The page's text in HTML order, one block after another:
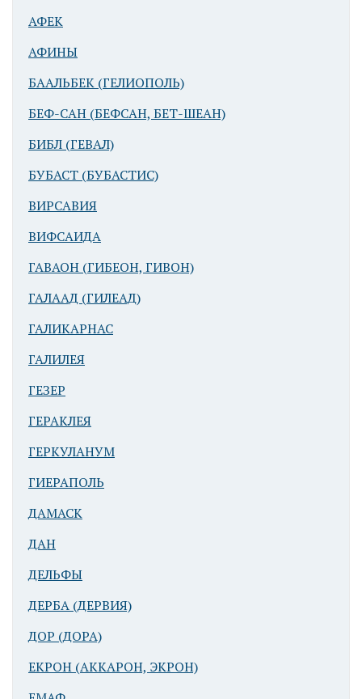
Капернауме
Синагога в
Капернауме
Декор
Капернауме
Декор
синагоги в
АФЕК
АФИНЫ
БААЛЬБЕК (ГЕЛИОПОЛЬ)
БЕФ-САН (БЕФСАН, БЕТ-ШЕАН)
БИБЛ (ГЕВАЛ)
БУБАСТ (БУБАСТИС)
ВИРСАВИЯ
ВИФСАИДА
ГАВАОН (ГИБЕОН, ГИВОН)
ГАЛААД (ГИЛЕАД)
ГАЛИКАРНАС
ГАЛИЛЕЯ
ГЕЗЕР
ГЕРАКЛЕЯ
ГЕРКУЛАНУМ
ГИЕРАПОЛЬ
ДАМАСК
ДАН
ДЕЛЬФЫ
ДЕРБА (ДЕРВИЯ)
ДОР (ДОРА)
ЕКРОН (АККАРОН, ЭКРОН)